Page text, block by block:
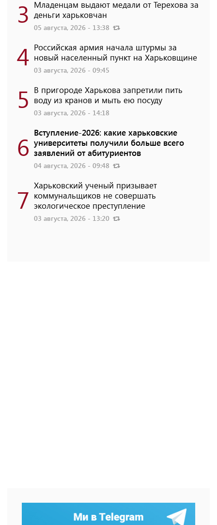
3 Младенцам выдают медали от Терехова за
деньги харьковчан
05 августа, 2026 - 13:38
4 Российская армия начала штурмы за
новый населенный пункт на Харьковщине
03 августа, 2026 - 09:45
5 В пригороде Харькова запретили пить
воду из кранов и мыть ею посуду
03 августа, 2026 - 14:18
6 Вступление-2026: какие харьковские
университеты получили больше всего
заявлений от абитуриентов
04 августа, 2026 - 09:48
7 Харьковский ученый призывает
коммунальщиков не совершать
экологическое преступление
03 августа, 2026 - 13:20